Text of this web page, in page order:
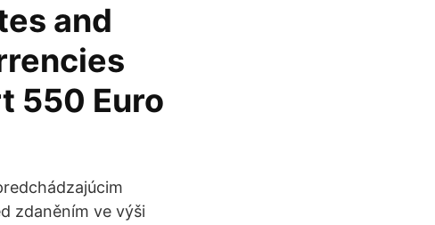
and
550 Euro
zdaněním ve výši